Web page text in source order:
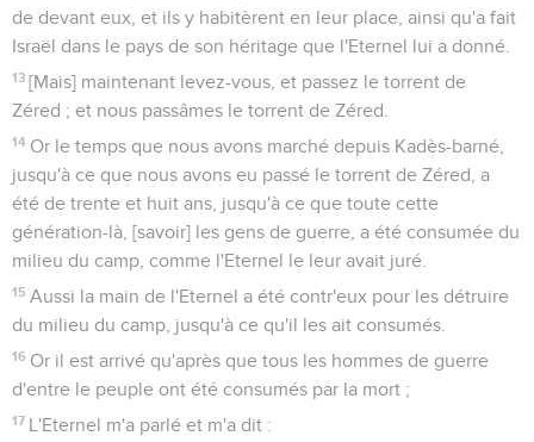
de devant eux, et ils y habitèrent en leur place, ainsi qu'a fait
Israël dans le pays de son héritage que l'Eternel lui a donné.
13 [Mais] maintenant levez-vous, et passez le torrent de
Zéred ; et nous passâmes le torrent de Zéred.
14 Or le temps que nous avons marché depuis Kadès-barné,
jusqu'à ce que nous avons eu passé le torrent de Zéred, a
été de trente et huit ans, jusqu'à ce que toute cette
génération-là, [savoir] les gens de guerre, a été consumée du
milieu du camp, comme l'Eternel le leur avait juré.
15 Aussi la main de l'Eternel a été contr'eux pour les détruire
du milieu du camp, jusqu'à ce qu'il les ait consumés.
16 Or il est arrivé qu'après que tous les hommes de guerre
d'entre le peuple ont été consumés par la mort ;
17 L'Eternel m'a parlé et m'a dit :